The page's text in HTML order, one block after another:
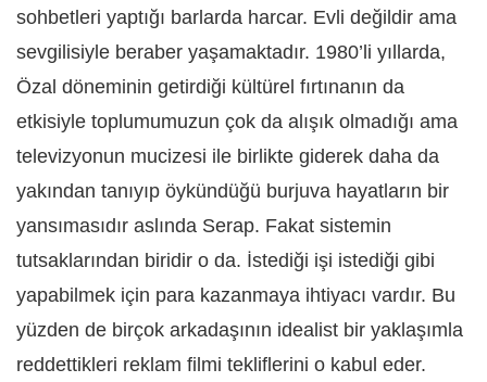
sohbetleri yaptığı barlarda harcar. Evli değildir ama
sevgilisiyle beraber yaşamaktadır. 1980’li yıllarda,
Özal döneminin getirdiği kültürel fırtınanın da
etkisiyle toplumumuzun çok da alışık olmadığı ama
televizyonun mucizesi ile birlikte giderek daha da
yakından tanıyıp öykündüğü burjuva hayatların bir
yansımasıdır aslında Serap. Fakat sistemin
tutsaklarından biridir o da. İstediği işi istediği gibi
yapabilmek için para kazanmaya ihtiyacı vardır. Bu
yüzden de birçok arkadaşının idealist bir yaklaşımla
reddettikleri reklam filmi tekliflerini o kabul eder.